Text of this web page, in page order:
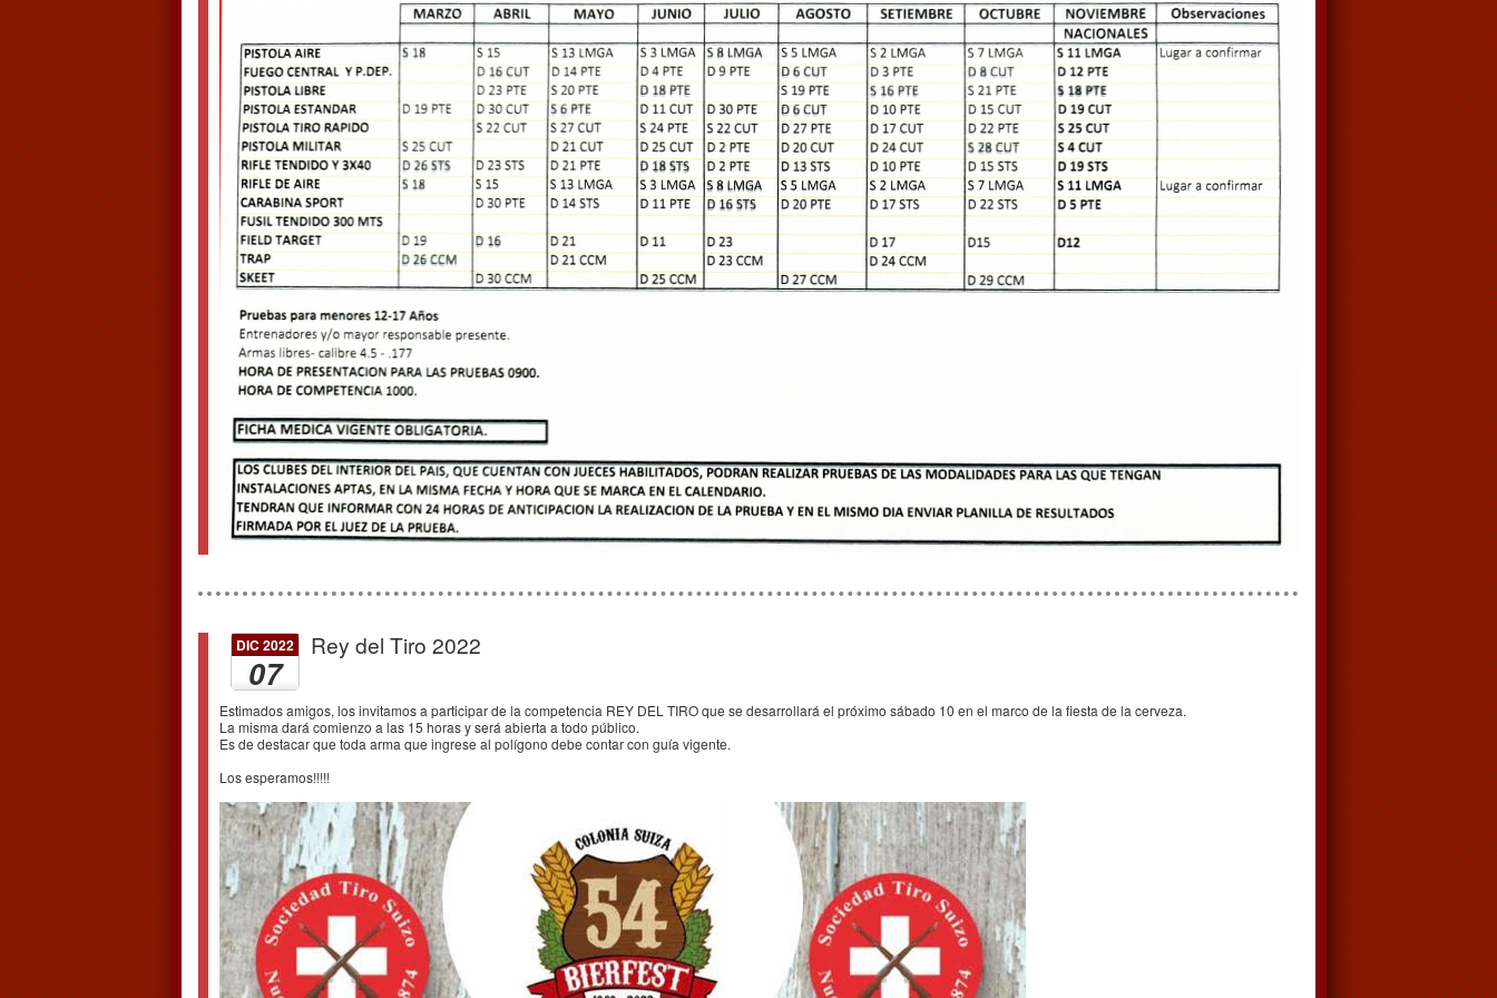
DIC 2022
07
Rey del Tiro 2022
Estimados amigos, los invitamos a participar de la competencia REY DEL TIRO que se desarrollará el próximo sábado 10 en el marco de la fiesta de la cerveza.
La misma dará comienzo a las 15 horas y será abierta a todo público.
Es de destacar que toda arma que ingrese al polígono debe contar con guía vigente.
Los esperamos!!!!!